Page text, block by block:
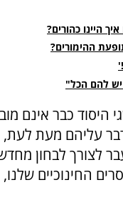
היינו כהורים?
ההימורים?
יש להם הכל"
היסוד כבר אינם
עליהם מעת
לצורך לבחון מחדש
החינוכיים שלנו,